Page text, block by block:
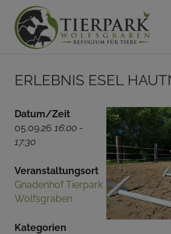
Inhalt
springen
Tierpark
Wolfsgraben
für
Wienerwald
Erlebnis Esel
Datum/Zeit
05.09.26 16:00 -
17:30
Veranstaltungsort
Gnadenhof Tierpark
Wolfsgraben
Kategorien